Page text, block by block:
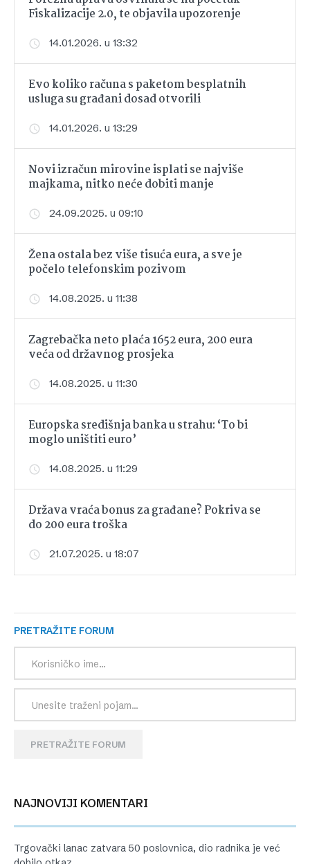
Fiskalizacije 2.0, te objavila upozorenje
14.01.2026. u 13:32
Evo koliko računa s paketom besplatnih
usluga su građani dosad otvorili
14.01.2026. u 13:29
Novi izračun mirovine isplati se najviše
majkama, nitko neće dobiti manje
24.09.2025. u 09:10
Žena ostala bez više tisuća eura, a sve je
počelo telefonskim pozivom
14.08.2025. u 11:38
Zagrebačka neto plaća 1652 eura, 200 eura
veća od državnog prosjeka
14.08.2025. u 11:30
Europska središnja banka u strahu: ‘To bi
moglo uništiti euro’
14.08.2025. u 11:29
Država vraća bonus za građane? Pokriva se
do 200 eura troška
21.07.2025. u 18:07
PRETRAŽITE FORUM
PRETRAŽITE FORUM
NAJNOVIJI KOMENTARI
Trgovački lanac zatvara 50 poslovnica, dio radnika je već